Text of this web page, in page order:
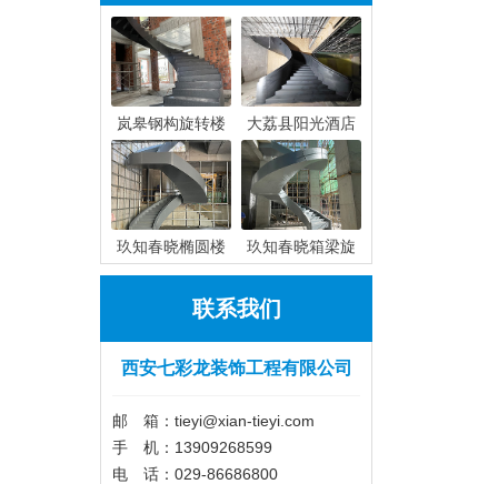
岚皋钢构旋转楼 大荔县阳光酒店
玖知春晓椭圆楼 玖知春晓箱梁旋
联系我们
西安七彩龙装饰工程有限公司
邮 箱：tieyi@xian-tieyi.com
手 机：13909268599
电 话：029-86686800